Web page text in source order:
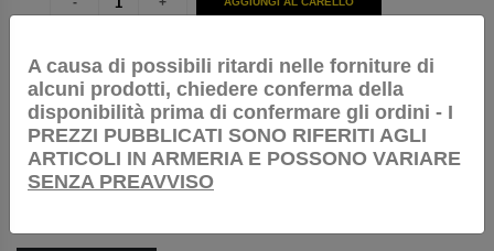
A causa di possibili ritardi nelle forniture di
alcuni prodotti, chiedere conferma della
disponibilità prima di confermare gli ordini - I
PREZZI PUBBLICATI SONO RIFERITI AGLI
ARTICOLI IN ARMERIA E POSSONO VARIARE
SENZA PREAVVISO